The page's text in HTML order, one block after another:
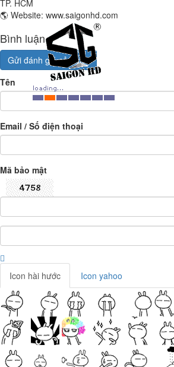
TP. HCM
🌎 Website: www.saigonhd.com
Bình luận
Gửi đánh giá của bạn
Tên
Email / Số điện thoại
Mã bảo mật
Icon hài hước Icon yahoo